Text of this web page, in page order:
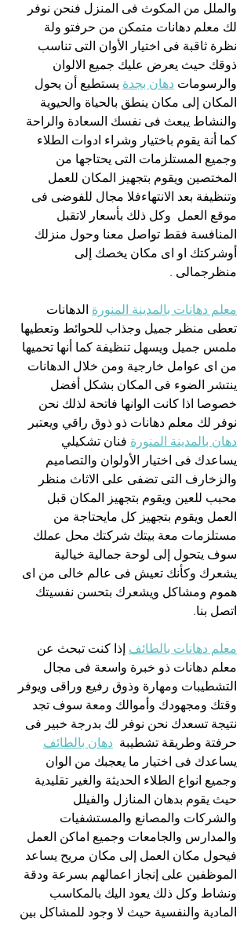
والملل من المكوث فى المنزل فنحن نوفر
لك معلم دهانات متمكن من حرفتو ولة
نظرة ثاقبة فى اختيار الأوان التى تناسب
ذوقك حيث يعرض عليك جميع الالوان
والرسومات دهان بجدة يستطيع أن يحول
المكان إلى مكان ينطق بالحياة والحيوية
والنشاط يبعث فى نفسك السعادة والراحة
كما أنة يقوم باختيار وشراء ادوات الطلاء
وجميع المستلزمات التى يحتاجها من
المختصين ويقوم بتجهيز المكان للعمل
وتنظيفة بعد الانتهاءفلا مجال للفوضى فى
موقع العمل  وكل ذلك بأسعار لاتقبل
المنافسة فقط تواصل معنا وحول منزلك
أوشركتك او اى مكان يخصك إلى
منظرجمالى .
معلم دهانات بالمدينة المنورة الدهانات
تعطى منظر جميل وجذاب للحوائط وتعطيها
ملمس جميل ويسهل تنظيفة كما أنها تحميها
من اى عوامل خارجية ومن خلال الدهانات
ينتشر الضوء فى المكان بشكل أفضل
خصوصا اذا كانت الوانها فاتحة لذلك نحن
نوفر لك معلم دهانات ذو ذوق راقي ويعتبر
دهان بالمدينة المنورة فنان تشكيلي
يساعدك فى اختيار الأولوان والتصاميم
والزخارف التى تضفى على الاثاث منظر
محبب للعين ويقوم بتجهيز المكان قبل
العمل ويقوم بتجهيز كل مايحتاجة من
مستلزمات معة بيتك شركتك محل عملك
سوف يتحول إلى لوحة جمالية خيالية
يشعرك وكأنك تعيش فى عالم خالى من اى
هموم ومشاكل ويشعرك بتحسن نفسيتك
اتصل بنا.
معلم دهانات بالطائف إذا كنت تبحث عن
معلم دهانات ذو خبرة واسعة فى مجال
التشطيبات ومهارة وذوق رفيع وراقى ويوفر
وقتك ومجهودك وأموالك ومعة سوف تجد
نتيجة تسعدك نحن نوفر لك بدرجة خبير فى
حرفتة وطريقة تشطيبة دهان بالطائف
يساعدك فى اختيار ما يعجبك من الوان
وجميع انواع الطلاء الحديثة والغير تقليدية
حيث يقوم بدهان المنازل والفيلل
والشركات والمصانع والمستشفيات
والمدارس والجامعات وجميع اماكن العمل
فيحول مكان العمل إلى مكان مريح يساعد
الموظفين على إنجاز اعمالهم بسرعة ودقة
ونشاط وكل ذلك يعود اليك بالمكاسب
المادية والنفسية حيث لا وجود للمشاكل بين